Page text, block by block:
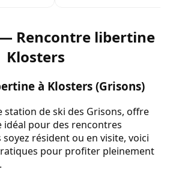
Rencontre libertine
Klosters
à Klosters (Grisons)
station de ski des Grisons, offre
idéal pour des rencontres
résident ou en visite, voici
pour profiter pleinement